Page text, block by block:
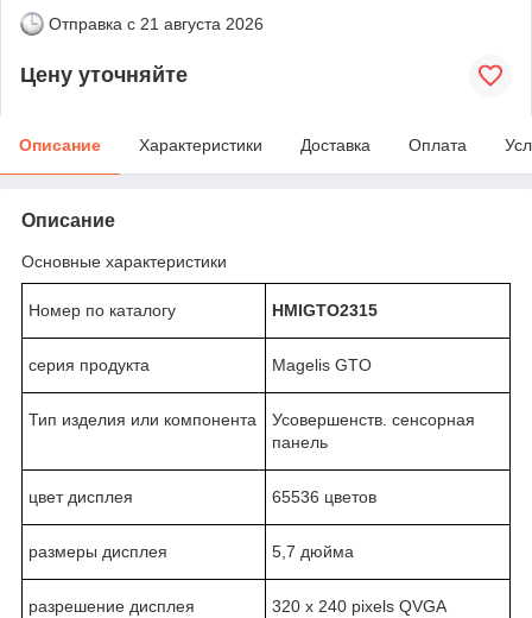
Отправка с 21 августа 2026
Цену уточняйте
Описание Характеристики Доставка Оплата
Описание
Основные характеристики
Номер по каталогу HMIGTO2315
серия продукта Magelis GTO
Тип изделия или компонента
Усовершенств. сенсорная
панель
цвет дисплея 65536 цветов
размеры дисплея 5,7 дюйма
разрешение дисплея 320 x 240 pixels QVGA